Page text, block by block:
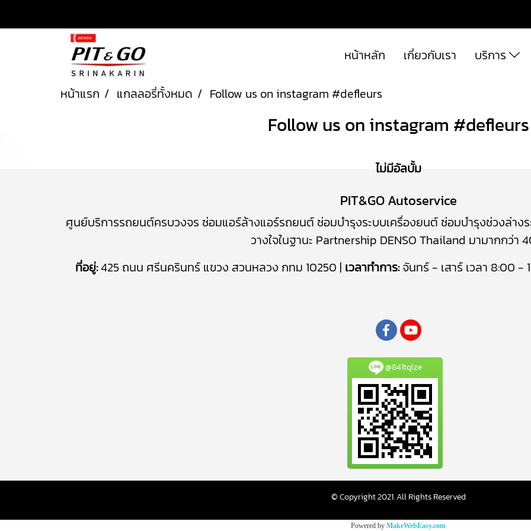
หน้าหลัก เกี่ยวกับเรา บริการ
หน้าแรก แกลลอรี่ทั้งหมด Follow us on instagram #defleurs
Follow us on instagram #defleurs
ไม่มีอัลบั้ม
PIT&GO Autoservice
ศูนย์บริการรถยนต์ครบวงจร ซ่อมแอร์ล้างแอร์รถยนต์​ ซ่อมบำรุงระบบเครื่องยนต์ซ่อมบำรุงช่วงล่าง
วางใจในฐานะ Partnership DENSO Thailand มามากกว่า
ที่อยู่:425 ถนน ศรีนครินทร์ แขวง สวนหลวง กทม 10250 | เวลาทำการ:จันทร์ - เสาร์ เวลา 8:00 -
@841tqlze
© Copyright 2021. All Rights Reserved
Powered by MakeWebEasy.com